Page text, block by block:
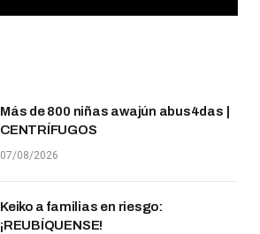
Más de 800 niñas awajún abus4das |
CENTRÍFUGOS
07/08/2026
Keiko a familias en riesgo:
¡REUBÍQUENSE!